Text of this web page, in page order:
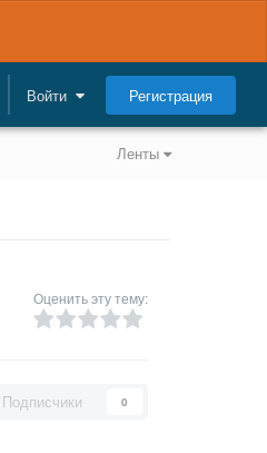
Войти Регистрация
Ленты
Оценить эту тему:
Подписчики 0